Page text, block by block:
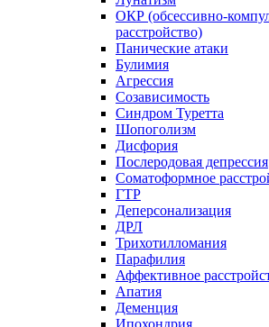
ОКР (обсессивно-
расстройство)
Панические атаки
Булимия
Агрессия
Созависимость
Синдром Туретта
Шопоголизм
Дисфория
Послеродовая депрессия
Соматоформное
ГТР
Деперсонализация
ДРЛ
Трихотилломания
Парафилия
Аффективное
Апатия
Деменция
Ипохондрия